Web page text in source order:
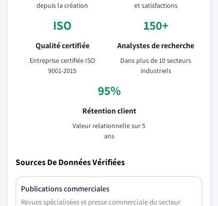
depuis la création
et satisfactions
ISO
Qualité certifiée
Entreprise certifiée ISO
9001-2015
150+
Analystes de recherche
Dans plus de 10 secteurs
industriels
95%
Rétention client
Valeur relationnelle sur 5
ans
Sources De Données Vérifiées
Publications commerciales
Revues spécialisées et presse commerciale du secteur